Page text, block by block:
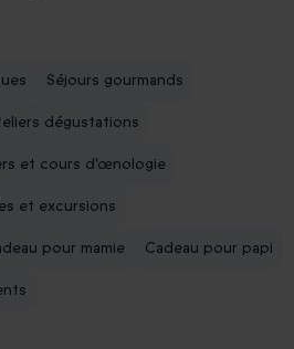
Séjours gourmands
dégustations
et cours d'œnologie
et excursions
pour mamie
Cadeau pour papi